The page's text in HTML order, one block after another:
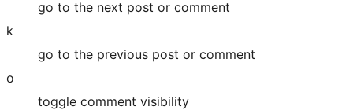
go to the next post or comment
k
go to the previous post or comment
o
toggle comment visibility